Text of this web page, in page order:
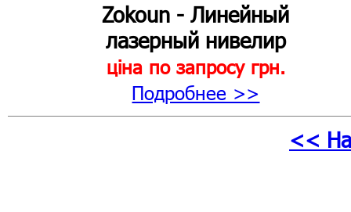
Zokoun - Линейный
лазерный нивелир
ціна по запросугрн.
Подробнее >>
<<